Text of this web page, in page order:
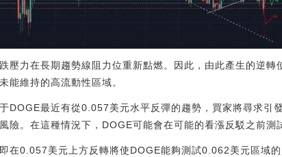
壓力在長期趨勢線阻力位重新點燃。因此，由此產生的逆
能維持的高流動性區域。
DOGE最近有從0.057美元水平反彈的趨勢，買家將尋求引
險。在這種情況下，DOGE可能會在可能的看漲反駁之前測
在0.057美元上方反轉將使DOGE能夠測試0.062美元區域的